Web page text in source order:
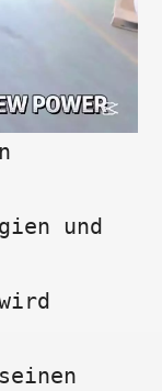
und